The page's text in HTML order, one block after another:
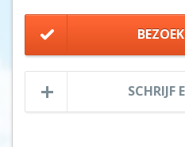
SCHRIJF